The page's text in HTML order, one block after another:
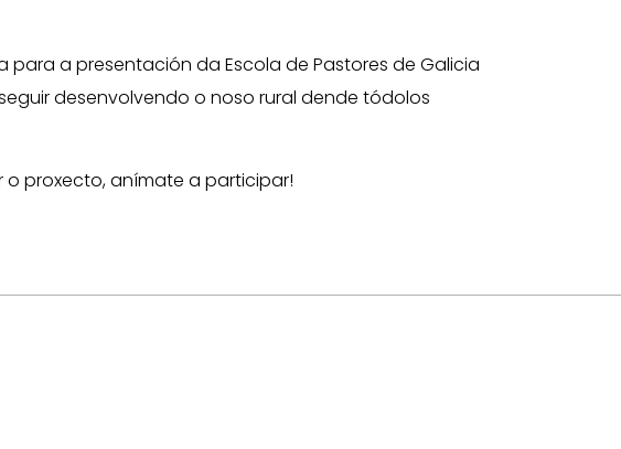
para a presentación da Escola de Pastores de Galicia
desenvolvendo o noso rural dende tódolos
o proxecto, anímate a participar!